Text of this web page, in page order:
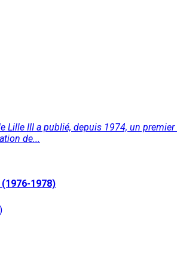
Lille III a publié, depuis 1974, un
de...
1978)